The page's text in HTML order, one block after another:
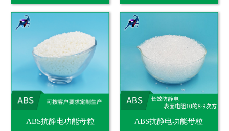
ABS抗静电功能母粒 ABS抗静电功能母粒